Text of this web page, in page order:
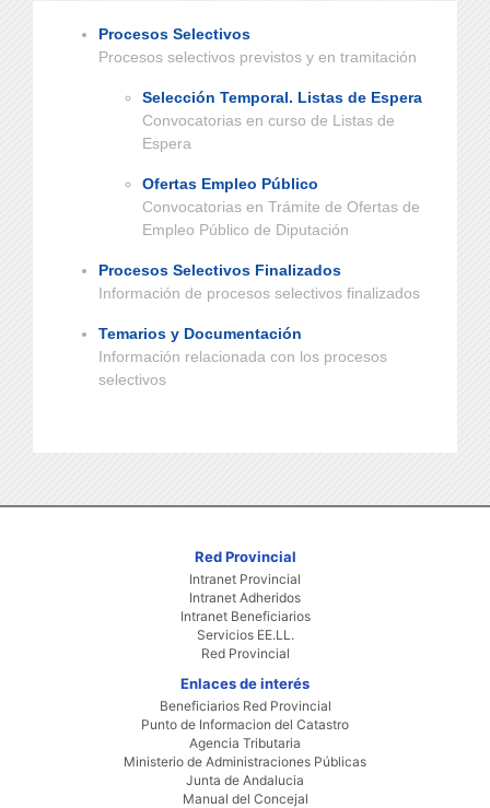
Procesos Selectivos
Procesos selectivos previstos y en tramitación
Selección Temporal. Listas de Espera
Convocatorias en curso de Listas de
Espera
Ofertas Empleo Público
Convocatorias en Trámite de Ofertas de
Empleo Público de Diputación
Procesos Selectivos Finalizados
Información de procesos selectivos finalizados
Temarios y Documentación
Información relacionada con los procesos
selectivos
Red Provincial
Intranet Provincial
Intranet Adheridos
Intranet Beneficiarios
Servicios EE.LL.
Red Provincial
Enlaces de interés
Beneficiarios Red Provincial
Punto de Informacion del Catastro
Agencia Tributaria
Ministerio de Administraciones Públicas
Junta de Andalucia
Manual del Concejal